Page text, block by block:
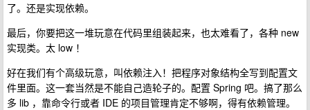
了。还是实现依赖。
最后，你要把这一堆玩意在代码里组装起来，也太难看了，各种 new
实现类。太 low ！
好在我们有个高级玩意，叫依赖注入！把程序对象结构全写到配置文
件里面。这一套当然是不能自己造轮子的。配置 Spring 吧。搞了那么
多 lib ，靠命令行或者 IDE 的项目管理肯定不够啊，得有依赖管理。